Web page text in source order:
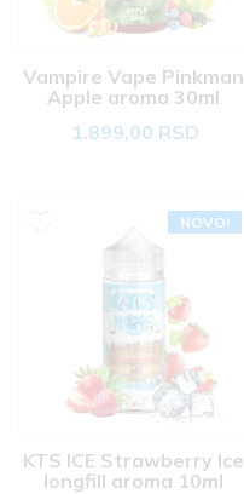
Vampire Vape Pinkman
Apple aroma 30ml
1.899,00 RSD
NOVO!
KTS ICE Strawberry Ice
longfill aroma 10ml